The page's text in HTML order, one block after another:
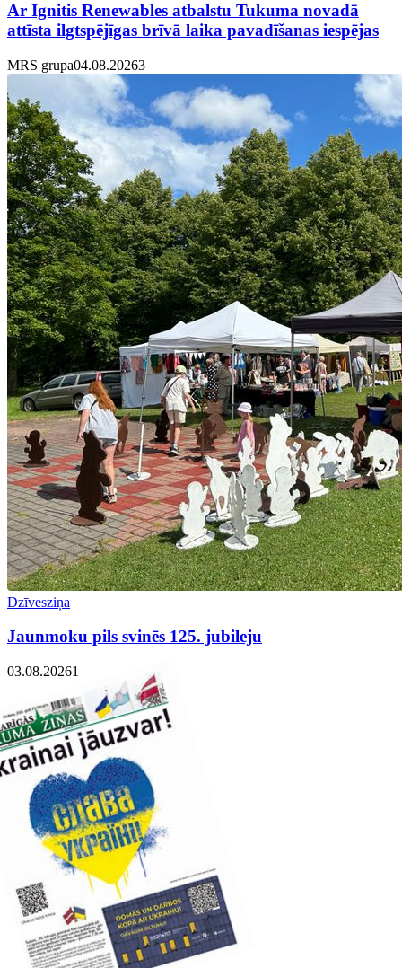
Ar Ignitis Renewables atbalstu Tukuma novadā
attīsta ilgtspējīgas brīvā laika pavadīšanas iespējas
MRS grupa04.08.20263
Dzīvesziņa
Jaunmoku pils svinēs 125. jubileju
03.08.20261